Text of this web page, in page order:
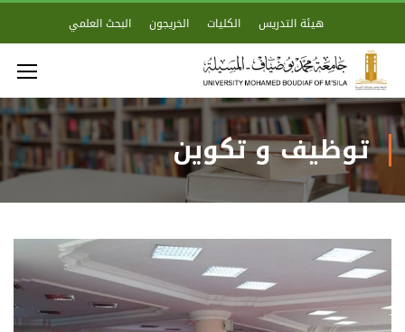
هيئة التدريس الكليات الخريجون البحث العلمي
توظيف و تكوين